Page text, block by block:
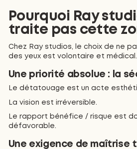
Pourquoi Ray
traite pas cette
Chez Ray studios, le choix de ne
des yeux est volontaire et médical.
Une priorité absolue : la
Le détatouage est un acte
La vision est irréversible.
Le rapport bénéfice / risque est
défavorable.
Une exigence de maîtrise